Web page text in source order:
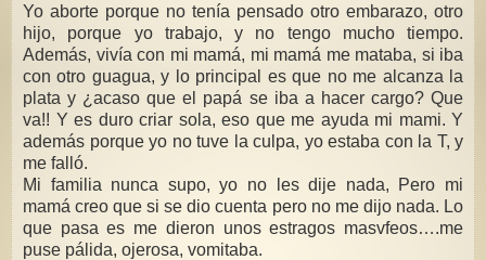
Yo aborte porque no tenía pensado otro embarazo, otro
hijo, porque yo trabajo, y no tengo mucho tiempo.
Además, vivía con mi mamá, mi mamá me mataba, si iba
con otro guagua, y lo principal es que no me alcanza la
plata y ¿acaso que el papá se iba a hacer cargo? Que
va!! Y es duro criar sola, eso que me ayuda mi mami. Y
además porque yo no tuve la culpa, yo estaba con la T, y
me falló.
Mi familia nunca supo, yo no les dije nada, Pero mi
mamá creo que si se dio cuenta pero no me dijo nada. Lo
que pasa es me dieron unos estragos masvfeos….me
puse pálida, ojerosa, vomitaba.